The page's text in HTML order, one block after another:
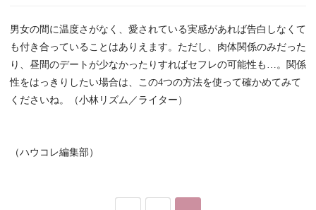
男女の間に温度さがなく、愛されている実感があれば告白しなくて
も付き合っていることはありえます。ただし、肉体関係のみだった
り、昼間のデートが少なかったりすればセフレの可能性も…。関係
性をはっきりしたい場合は、この4つの方法を使って確かめてみて
くださいね。（小林リズム／ライター）
（ハウコレ編集部）